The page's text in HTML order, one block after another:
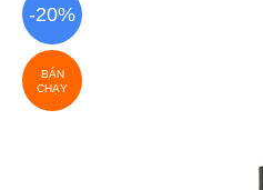
BÁN
CHẠY